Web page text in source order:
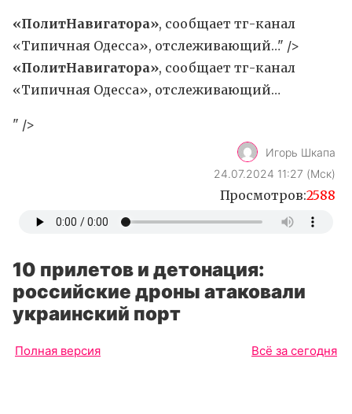
«ПолитНавигатора», сообщает тг-канал
«Типичная Одесса», отслеживающий…" />
«ПолитНавигатора», сообщает тг-канал
«Типичная Одесса», отслеживающий…
" />
Игорь Шкапа
24.07.2024 11:27 (Мск)
Просмотров:2588
10 прилетов и детонация:
российские дроны атаковали
украинский порт
Полная версия Всё за сегодня